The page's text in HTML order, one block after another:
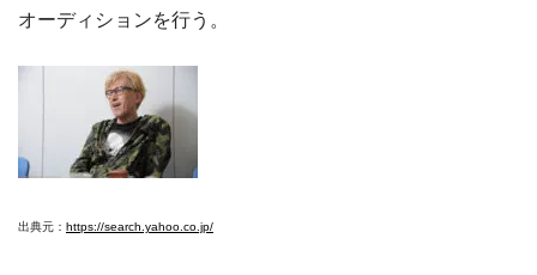
オーディションを行う。
出典元： https://search.yahoo.co.jp/